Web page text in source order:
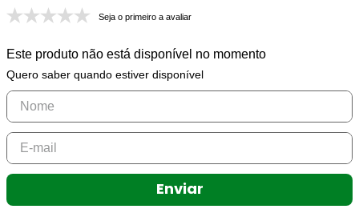
Seja o primeiro a avaliar
Este produto não está disponível no momento
Quero saber quando estiver disponível
Enviar